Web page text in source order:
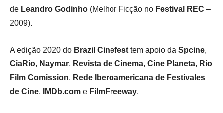
de Leandro Godinho (Melhor Ficção no Festival REC –
2009).
A edição 2020 do Brazil Cinefest tem apoio da Spcine,
CiaRio, Naymar, Revista de Cinema, Cine Planeta, Rio
Film Comission, Rede Iberoamericana de Festivales
de Cine, IMDb.com e FilmFreeway.